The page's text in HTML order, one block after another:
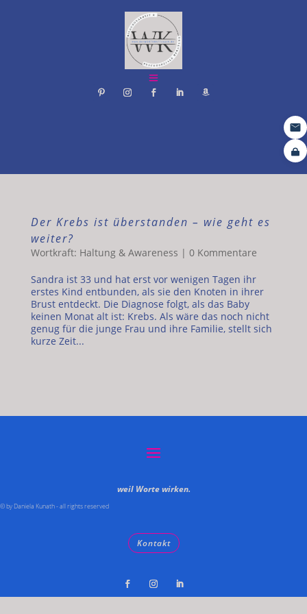
Der Krebs ist überstanden – wie geht es
weiter?
Wortkraft: Haltung & Awareness | 0 Kommentare
Sandra ist 33 und hat erst vor wenigen Tagen ihr
erstes Kind entbunden, als sie den Knoten in ihrer
Brust entdeckt. Die Diagnose folgt, als das Baby
keinen Monat alt ist: Krebs. Als wäre das noch nicht
genug für die junge Frau und ihre Familie, stellt sich
kurze Zeit...
weil Worte wirken.
© by Daniela Kunath - all rights reserved
Kontakt